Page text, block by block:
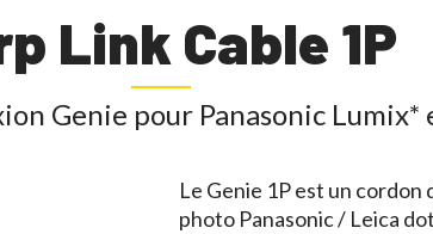
Link Cable 1P
Genie pour Panasonic Lumix*
Le Genie 1P est un
photo Panasonic / Leica